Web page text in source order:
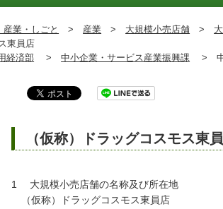
産業・しごと > 産業 > 大規模小売店舗 >
東員店
経済部 > 中小企業・サービス産業振興課 >
（仮称）ドラッグコスモス東
1 大規模小売店舗の名称及び所在地
（仮称）ドラッグコスモス東員店